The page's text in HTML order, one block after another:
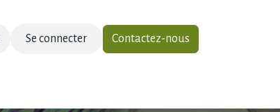
Se connecter Contactez-nous